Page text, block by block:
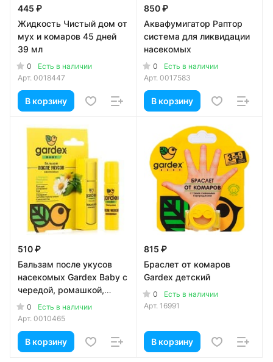
445 ₽
Жидкость Чистый дом от
мух и комаров 45 дней
39 мл
0
Есть в наличии
Арт. 0018447
В корзину
850 ₽
Аквафумигатор Раптор
система для ликвидации
насекомых
0
Есть в наличии
Арт. 0017583
В корзину
510 ₽
Бальзам после укусов
насекомых Gardex Baby с
чередой, ромашкой,
мятой
0
Есть в наличии
Арт. 0010465
В корзину
815 ₽
Браслет от комаров
Gardex детский
0
Есть в наличии
Арт. 16991
В корзину